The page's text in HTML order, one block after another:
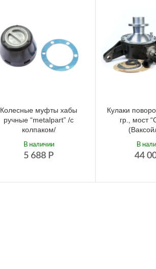
Колесные муфты хабы
ручные “metalpart” /с
колпаком/
5 688 Р
В наличии
Кулаки
гр., мост
44
В